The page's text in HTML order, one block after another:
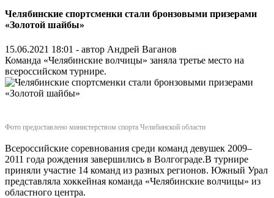
Челябинские спортсменки стали бронзовыми призерами
«Золотой шайбы»
15.06.2021 18:01 - автор Андрей Ваганов
Команда «Челябинские волчицы» заняла третье место на
всероссийском турнире.
Фото предоставлено министерством спорта Челябинской области
Всероссийские соревнования среди команд девушек 2009–
2011 года рождения завершились в Волгограде.В турнире
приняли участие 14 команд из разных регионов. Южный Урал
представляла хоккейная команда «Челябинские волчицы» из
областного центра.